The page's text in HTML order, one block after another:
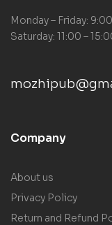
Monday – Friday:
Saturday: 11:00 –
Company
About us
Privacy Policy
Return and Refund